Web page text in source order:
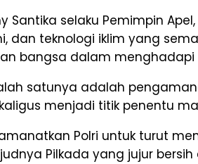
Santika selaku Pemimpin
dan teknologi iklim yang
bangsa dalam
satunya adalah
menjadi titik penentu
Polri untuk turut
Pilkada yang jujur bersih